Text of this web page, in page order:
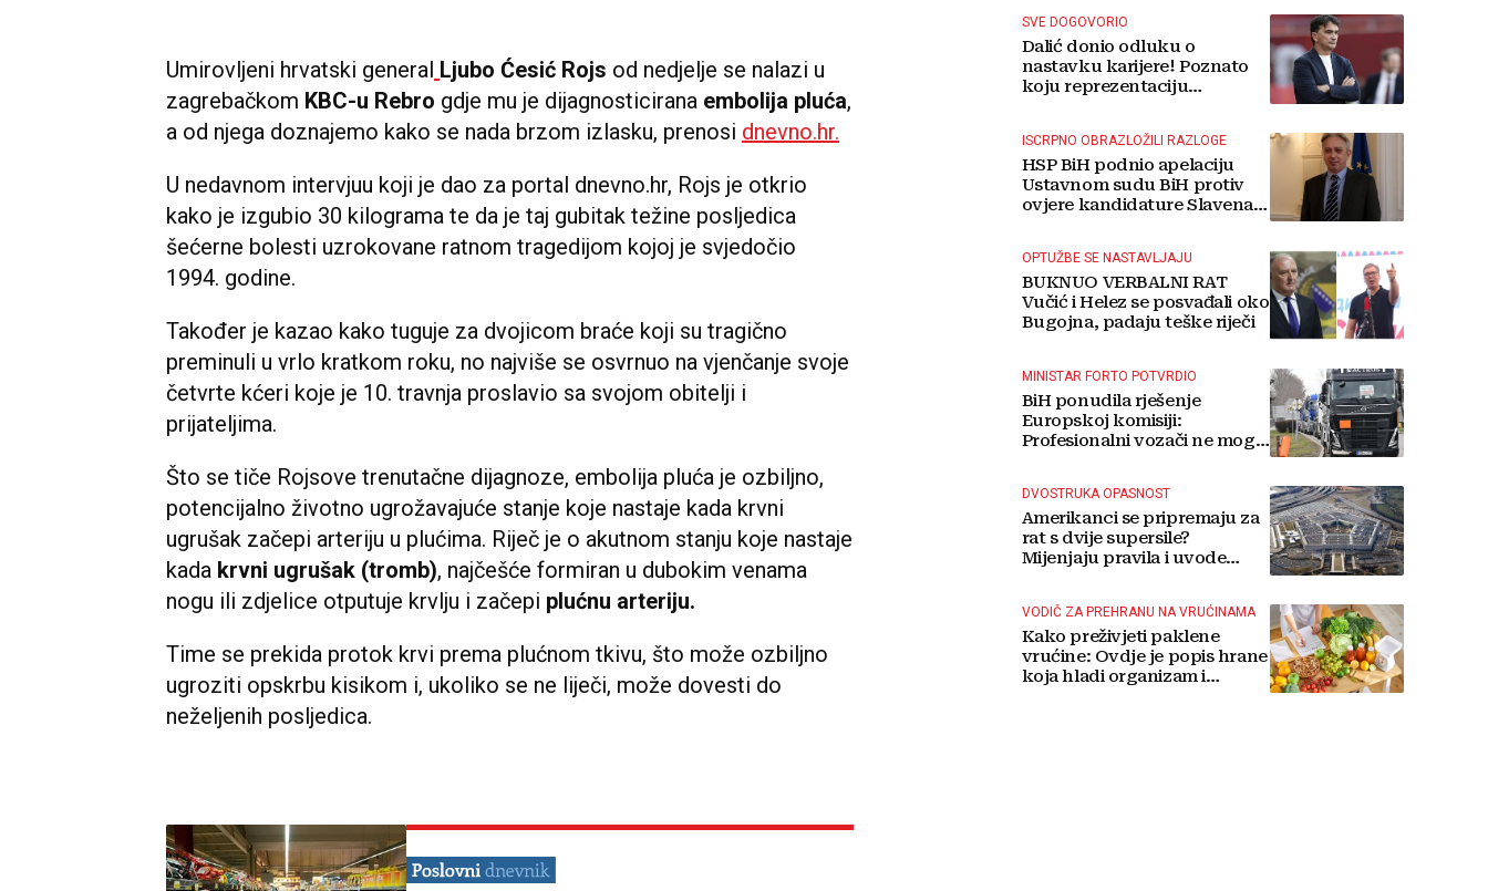
Umirovljeni hrvatski general Ljubo Ćesić Rojs od nedjelje se nalazi u
zagrebačkom KBC-u Rebro gdje mu je dijagnosticirana embolija pluća,
a od njega doznajemo kako se nada brzom izlasku, prenosi dnevno.hr.
U nedavnom intervjuu koji je dao za portal dnevno.hr, Rojs je otkrio
kako je izgubio 30 kilograma te da je taj gubitak težine posljedica
šećerne bolesti uzrokovane ratnom tragedijom kojoj je svjedočio
1994. godine.
Također je kazao kako tuguje za dvojicom braće koji su tragično
preminuli u vrlo kratkom roku, no najviše se osvrnuo na vjenčanje svoje
četvrte kćeri koje je 10. travnja proslavio sa svojom obitelji i
prijateljima.
Što se tiče Rojsove trenutačne dijagnoze, embolija pluća je ozbiljno,
potencijalno životno ugrožavajuće stanje koje nastaje kada krvni
ugrušak začepi arteriju u plućima. Riječ je o akutnom stanju koje nastaje
kada krvni ugrušak (tromb), najčešće formiran u dubokim venama
nogu ili zdjelice otputuje krvlju i začepi plućnu arteriju.
Time se prekida protok krvi prema plućnom tkivu, što može ozbiljno
ugroziti opskrbu kisikom i, ukoliko se ne liječi, može dovesti do
neželjenih posljedica.
SVE DOGOVORIO
Dalić donio odluku o
nastavku karijere! Poznato
koju reprezentaciju
ISCRPNO OBRAZLOŽILI RAZLOGE
HSP BiH podnio apelaciju
Ustavnom sudu BiH protiv
ovjere kandidature Slavena
OPTUŽBE SE NASTAVLJAJU
BUKNUO VERBALNI RAT
Vučić i Helez se posvađali oko
Bugojna, padaju teške riječi
MINISTAR FORTO POTVRDIO
BiH ponudila rješenje
Europskoj komisiji:
Profesionalni vozači ne mogu
DVOSTRUKA OPASNOST
Amerikanci se pripremaju za
rat s dvije supersile?
Mijenjaju pravila i uvode
VODIČ ZA PREHRANU NA VRUĆINAMA
Kako preživjeti paklene
vrućine: Ovdje je popis hrane
koja hladi organizam i